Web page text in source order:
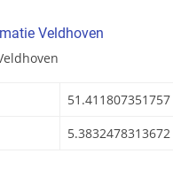
Veldhoven
51.411807351757
5.3832478313672